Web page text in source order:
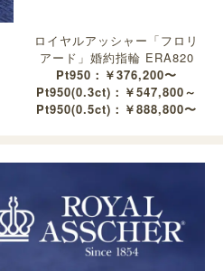
ロイヤルアッシャー「フロリ
アード」婚約指輪 ERA820
Pt950：￥376,200〜
Pt950(0.3ct)：￥547,800～
Pt950(0.5ct)：￥888,800〜